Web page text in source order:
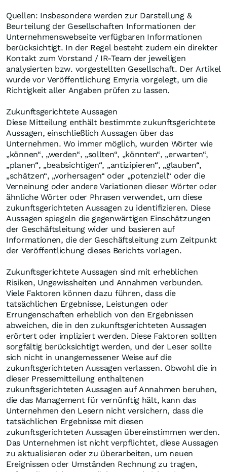
Quellen: Insbesondere werden zur Darstellung &
Beurteilung der Gesellschaften Informationen der
Unternehmenswebseite verfügbaren Informationen
berücksichtigt. In der Regel besteht zudem ein direkter
Kontakt zum Vorstand / IR-Team der jeweiligen
analysierten bzw. vorgestellten Gesellschaft. Der Artikel
wurde vor Veröffentlichung Emyria vorgelegt, um die
Richtigkeit aller Angaben prüfen zu lassen.
Zukunftsgerichtete Aussagen
Diese Mitteilung enthält bestimmte zukunftsgerichtete
Aussagen, einschließlich Aussagen über das
Unternehmen. Wo immer möglich, wurden Wörter wie
„können“, „werden“, „sollten“, „könnten“, „erwarten“,
„planen“, „beabsichtigen“, „antizipieren“, „glauben“,
„schätzen“, „vorhersagen“ oder „potenziell“ oder die
Verneinung oder andere Variationen dieser Wörter oder
ähnliche Wörter oder Phrasen verwendet, um diese
zukunftsgerichteten Aussagen zu identifizieren. Diese
Aussagen spiegeln die gegenwärtigen Einschätzungen
der Geschäftsleitung wider und basieren auf
Informationen, die der Geschäftsleitung zum Zeitpunkt
der Veröffentlichung dieses Berichts vorlagen.
Zukunftsgerichtete Aussagen sind mit erheblichen
Risiken, Ungewissheiten und Annahmen verbunden.
Viele Faktoren können dazu führen, dass die
tatsächlichen Ergebnisse, Leistungen oder
Errungenschaften erheblich von den Ergebnissen
abweichen, die in den zukunftsgerichteten Aussagen
erörtert oder impliziert werden. Diese Faktoren sollten
sorgfältig berücksichtigt werden, und der Leser sollte
sich nicht in unangemessener Weise auf die
zukunftsgerichteten Aussagen verlassen. Obwohl die in
dieser Pressemitteilung enthaltenen
zukunftsgerichteten Aussagen auf Annahmen beruhen,
die das Management für vernünftig hält, kann das
Unternehmen den Lesern nicht versichern, dass die
tatsächlichen Ergebnisse mit diesen
zukunftsgerichteten Aussagen übereinstimmen werden.
Das Unternehmen ist nicht verpflichtet, diese Aussagen
zu aktualisieren oder zu überarbeiten, um neuen
Ereignissen oder Umständen Rechnung zu tragen,